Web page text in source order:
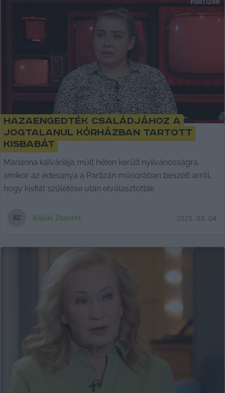
Hazaengedték családjához a
jogtalanul kórházban tartott
kisbabát
Marianna kálváriája múlt héten került nyilvánosságra,
amikor az édesanya a Partizán műsorában beszélt arról,
hogy kisfiát születése után elválasztották
BZ Bajáki Zsanett 2025. 03. 04.